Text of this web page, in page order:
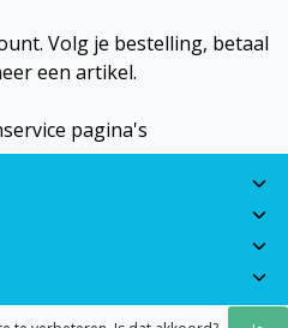
Volg je bestelling, betaal
een artikel.
pagina's